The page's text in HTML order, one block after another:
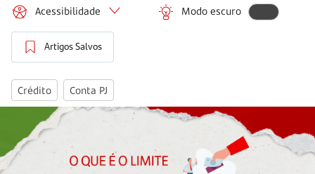
Acessibilidade Modo escuro
Artigos Salvos
Crédito Conta PJ